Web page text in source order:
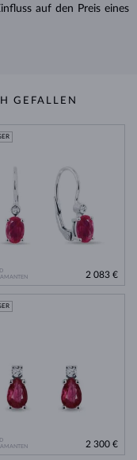
auf den Preis eines
GEFALLEN
2 083 €
2 300 €